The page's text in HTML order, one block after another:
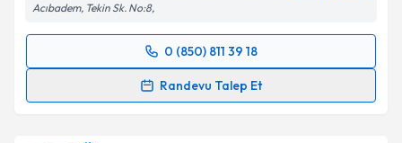
Acıbadem, Tekin Sk. No:8,
0 (850) 811 39 18
Randevu Talep Et
Randevu Takvimi Talebi